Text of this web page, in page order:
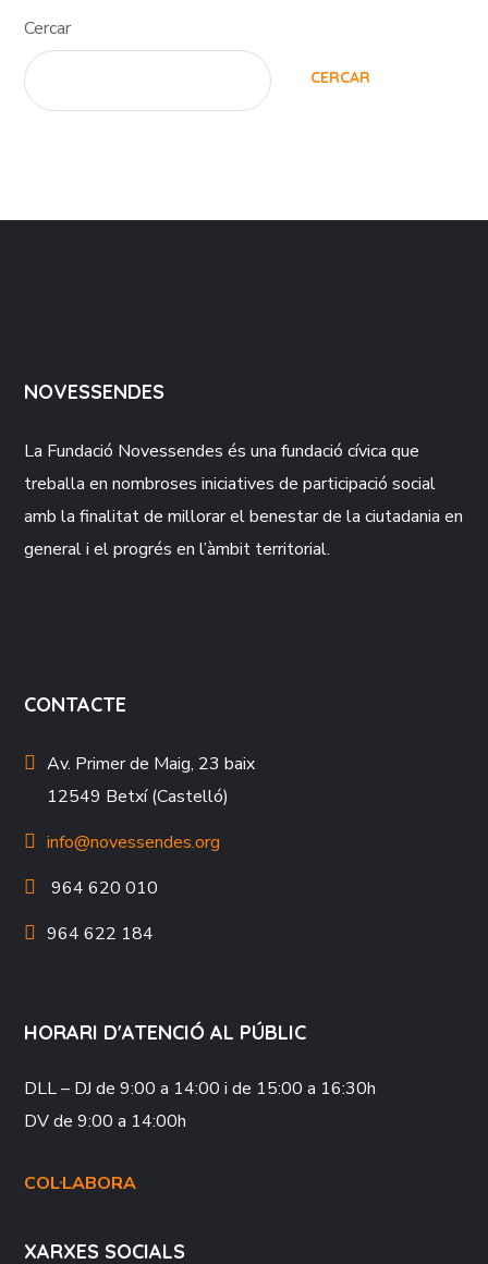
Cercar
CERCAR
NOVESSENDES
La Fundació Novessendes és una fundació cívica que
treballa en nombroses iniciatives de participació social
amb la finalitat de millorar el benestar de la ciutadania en
general i el progrés en l’àmbit territorial.
CONTACTE
Av. Primer de Maig, 23 baix
12549 Betxí (Castelló)
info@novessendes.org
964 620 010
964 622 184
HORARI D'ATENCIÓ AL PÚBLIC
DLL – DJde 9:00 a 14:00 i de 15:00 a 16:30h
DVde 9:00 a 14:00h
COL·LABORA
XARXES SOCIALS